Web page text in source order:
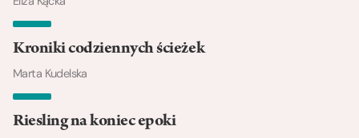
Kroniki codziennych ścieżek
Marta Kudelska
Riesling na koniec epoki